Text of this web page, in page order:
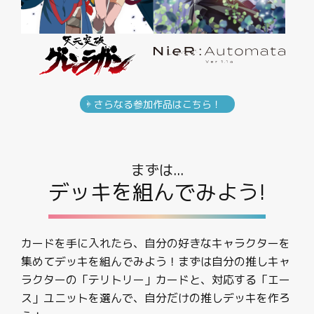
さらなる参加作品はこちら！
まずは...
デッキを組んでみよう!
カードを手に入れたら、自分の好きなキャラクターを
集めてデッキを組んでみよう！まずは自分の推しキャ
ラクターの「テリトリー」カードと、対応する「エー
ス」ユニットを選んで、自分だけの推しデッキを作ろ